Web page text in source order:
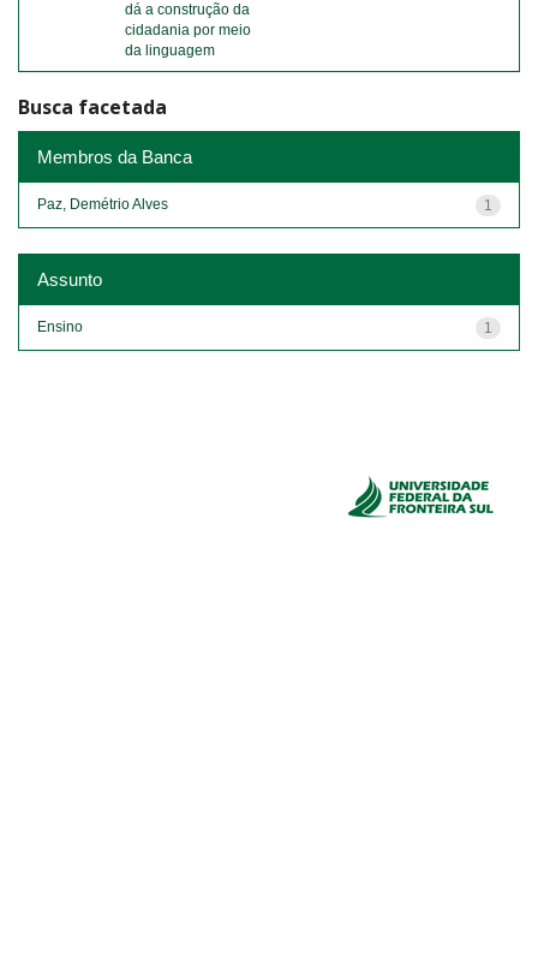
dá a construção da
cidadania por meio
da linguagem
Busca facetada
Membros da Banca
1
Paz, Demétrio Alves
Assunto
1
Ensino